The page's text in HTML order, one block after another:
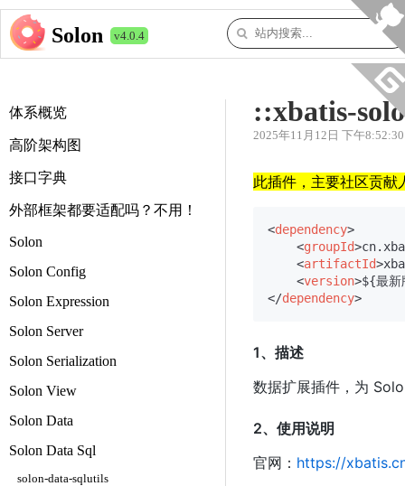
Solon v4.0.4
体系概览
高阶架构图
接口字典
外部框架都要适配吗？不用！
Solon
Solon Config
Solon Expression
Solon Server
Solon Serialization
Solon View
Solon Data
Solon Data Sql
solon-data-sqlutils
::xbatis-
2025年11月12日 下午8:52:30
此插件，主要社区贡献
<dependency>
<groupId>
<artifactId>
<version>${最新
</dependency>
1、描述
数据扩展插件，为
2、使用说明
官网： https://